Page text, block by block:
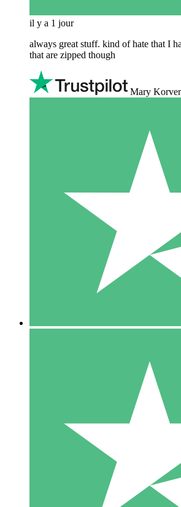
il y a 1 jour
always great stuff. kind of hate that I
that are zipped though
Mary Korver